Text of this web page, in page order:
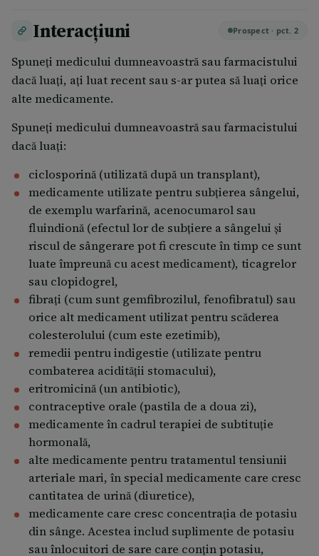
dacă consumaţi regulat cantităţi mari de alcool
dacă funcţia glandei tiroide este afectată.
dacă luaţi nişte medicamente numite fibraţi,
pentru scăderea colesterolului din sânge. Vă
rugăm citiţi cu atenţie acest prospect, chiar dacă
aţi mai utilizat medicamente pentru scăderea
colesterolului.
dacă luaţi medicamente pentru tratamentul
infecţiei HIV, cum sunt combinaţiile de lopinavir și
ritonavir şi/sau atazanavir, vă rugăm citiţi
paragraful ”Valarox împreună cu alte
medicamente”.
dacă aveţi vârsta de peste 70 ani (deoarece
medicul dumneavoastră trebuie să recomande
doza de începere a tratamentului cu Valarox
potrivită pentru dumneavoastră).
dacă aveţi insuficienţă respiratorie severă.
dacă sunteţi de origine asiatică (Japonia, China,
Filipine, Vietnam, Coreea sau India). Medicul
dumneavoastră trebuie să recomande doza de
începere a tratamentului cu Valarox potrivită
pentru dumneavoastră.
dacă aveţi o îngustare a arterei ce alimentează
rinichii.
dacă aţi făcut recent un transplant de rinichi (aţi
primit un rinichi nou).
dacă vă trataţi după un infarct miocardic sau
pentru insuficienţă cardiacă, medicul
dumneavoastră poate evalua funcţia rinichilor
Interacțiuni Prospect · pct. 2
Spuneţi medicului dumneavoastră sau farmacistului
dacă luaţi, aţi luat recent sau s-ar putea să luaţi orice
alte medicamente.
Spuneţi medicului dumneavoastră sau farmacistului
dacă luaţi:
ciclosporină (utilizată după un transplant),
medicamente utilizate pentru subțierea sângelui,
de exemplu warfarină, acenocumarol sau
fluindionă (efectul lor de subțiere a sângelui și
riscul de sângerare pot fi crescute în timp ce sunt
luate împreună cu acest medicament), ticagrelor
sau clopidogrel,
fibraţi (cum sunt gemfibrozilul, fenofibratul) sau
orice alt medicament utilizat pentru scăderea
colesterolului (cum este ezetimib),
remedii pentru indigestie (utilizate pentru
combaterea acidităţii stomacului),
eritromicină (un antibiotic),
contraceptive orale (pastila de a doua zi),
medicamente în cadrul terapiei de subtituţie
hormonală,
alte medicamente pentru tratamentul tensiunii
arteriale mari, în special medicamente care cresc
cantitatea de urină (diuretice),
medicamente care cresc concentraţia de potasiu
din sânge. Acestea includ suplimente de potasiu
sau înlocuitori de sare care conţin potasiu,